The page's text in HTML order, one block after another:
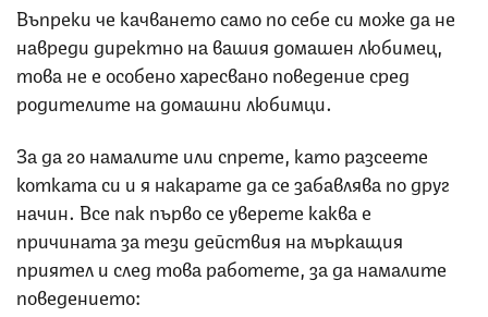
Въпреки че качването само по себе си може да не
навреди директно на вашия домашен любимец,
това не е особено харесвано поведение сред
родителите на домашни любимци.
За да го намалите или спрете, като разсеете
котката си и я накарате да се забавлява по друг
начин. Все пак първо се уверете каква е
причината за тези действия на мъркащия
приятел и след това работете, за да намалите
поведението: